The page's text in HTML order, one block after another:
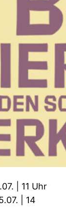
| 11 Uhr
| 14